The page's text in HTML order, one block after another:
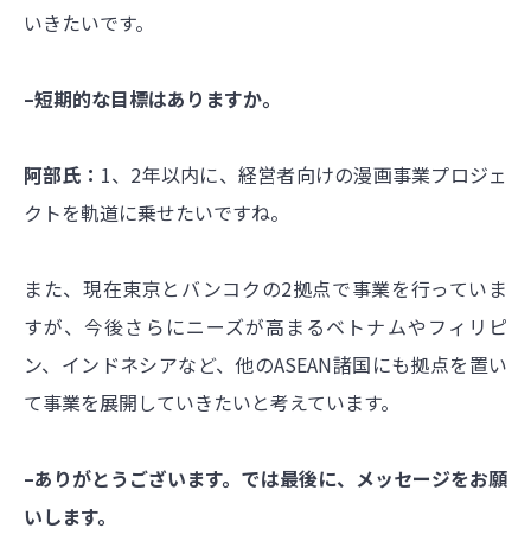
いきたいです。
–短期的な目標はありますか。
阿部氏： 1、2年以内に、経営者向けの漫画事業プロジェ
クトを軌道に乗せたいですね。
また、現在東京とバンコクの2拠点で事業を行っていま
すが、今後さらにニーズが高まるベトナムやフィリピ
ン、インドネシアなど、他のASEAN諸国にも拠点を置い
て事業を展開していきたいと考えています。
–ありがとうございます。では最後に、メッセージをお願
いします。